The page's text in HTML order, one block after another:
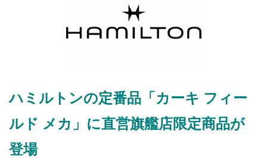
ハミルトンの定番品「カーキ フィー
ルド メカ」に直営旗艦店限定商品が
登場